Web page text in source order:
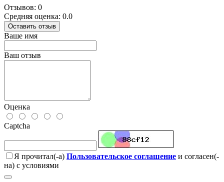
Отзывов: 0
Средняя оценка: 0.0
Оставить отзыв
Ваше имя
Ваш отзыв
Оценка
Captcha
Я прочитал(-а) Пользовательское соглашение и согласен(-
на) с условиями